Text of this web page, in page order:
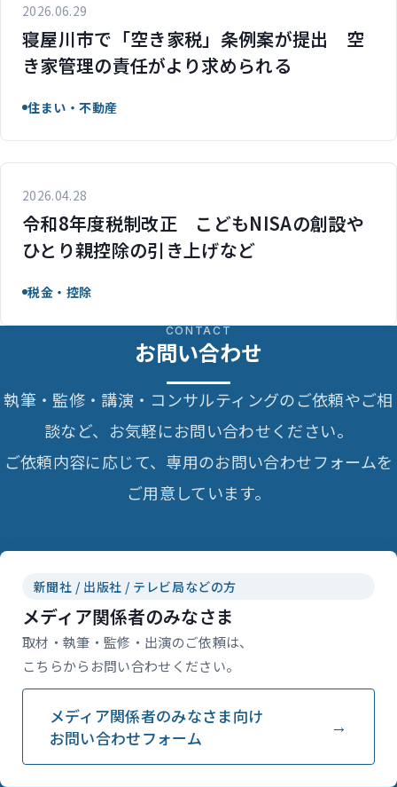
2026.06.29
寝屋川市で「空き家税」条例案が提出 空
き家管理の責任がより求められる
住まい・不動産
2026.04.28
令和8年度税制改正 こどもNISAの創設や
ひとり親控除の引き上げなど
税金・控除
CONTACT
お問い合わせ
執筆・監修・講演・コンサルティングのご依頼やご相
談など、お気軽にお問い合わせください。
ご依頼内容に応じて、専用のお問い合わせフォームを
ご用意しています。
新聞社 / 出版社 / テレビ局などの方
メディア関係者のみなさま
取材・執筆・監修・出演のご依頼は、
こちらからお問い合わせください。
メディア関係者のみなさま向け
お問い合わせフォーム